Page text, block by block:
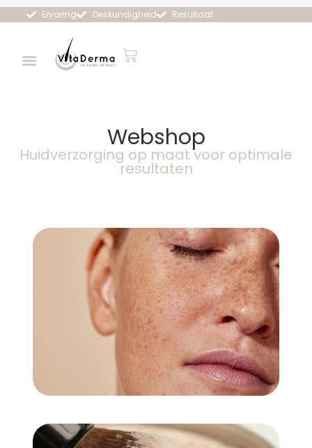
Ervaring Deskundigheid Resultaat
Webshop
Huidverzorging op maat voor optimale
resultaten